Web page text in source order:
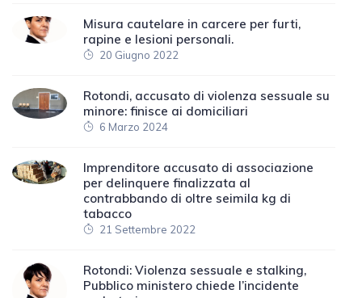
Misura cautelare in carcere per furti,
rapine e lesioni personali.
20 Giugno 2022
Rotondi, accusato di violenza sessuale su
minore: finisce ai domiciliari
6 Marzo 2024
Imprenditore accusato di associazione
per delinquere finalizzata al
contrabbando di oltre seimila kg di
tabacco
21 Settembre 2022
Rotondi: Violenza sessuale e stalking,
Pubblico ministero chiede l’incidente